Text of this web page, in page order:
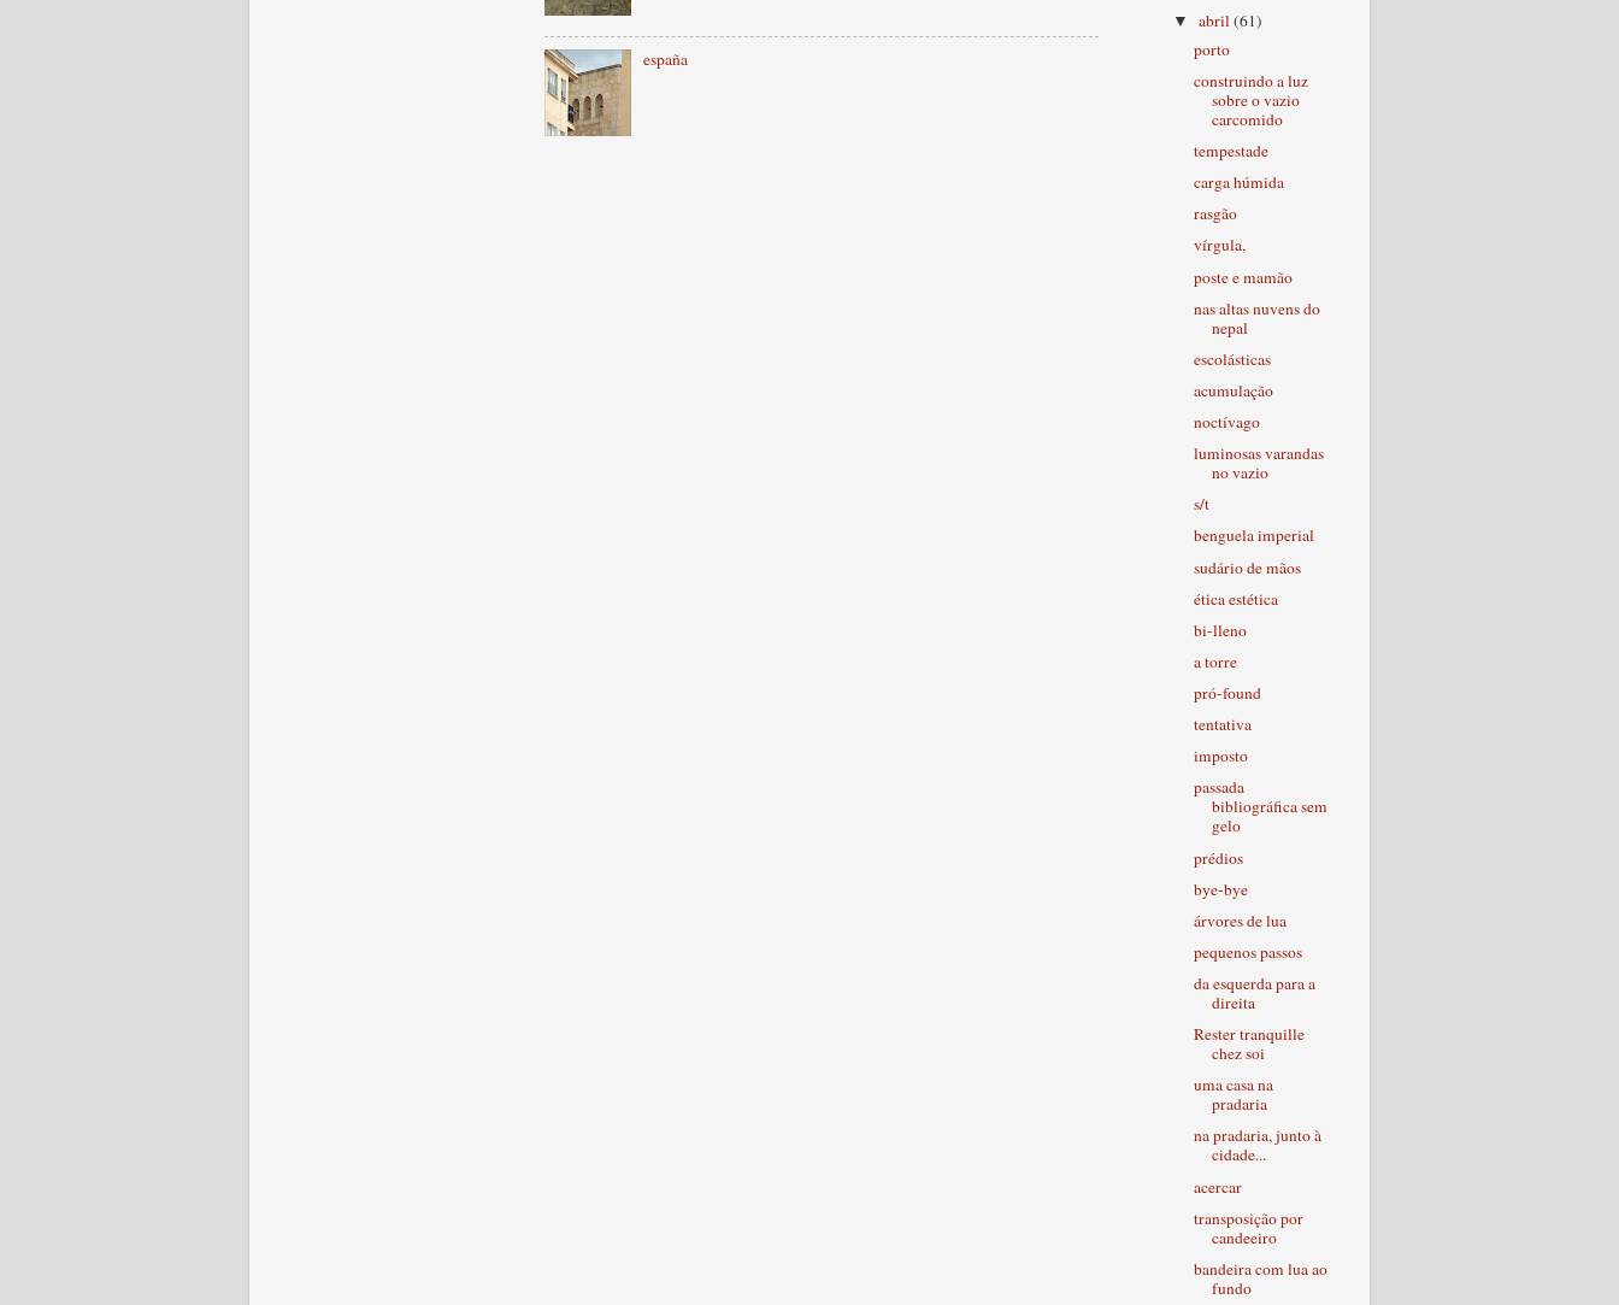
españa
▼abril(61)
porto
construindo a luz
sobre o vazio
carcomido
tempestade
carga húmida
rasgão
vírgula,
poste e mamão
nas altas nuvens do
nepal
escolásticas
acumulação
noctívago
luminosas varandas
no vazio
s/t
benguela imperial
sudário de mãos
ética estética
bi-lleno
a torre
pró-found
tentativa
imposto
passada
bibliográfica sem
gelo
prédios
bye-bye
árvores de lua
pequenos passos
da esquerda para a
direita
Rester tranquille
chez soi
uma casa na
pradaria
na pradaria, junto à
cidade...
acercar
transposição por
candeeiro
bandeira com lua ao
fundo